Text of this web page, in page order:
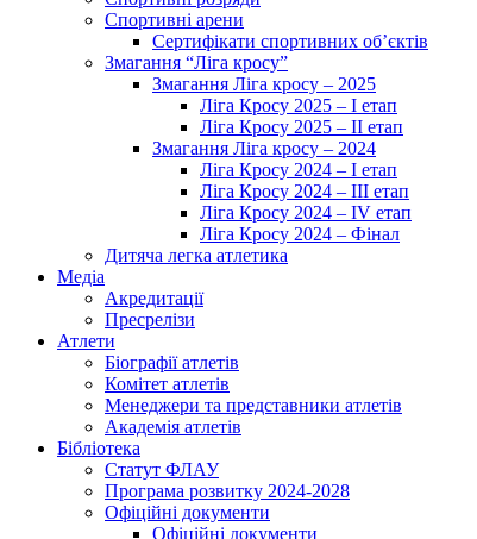
Спортивні арени
Сертифікати спортивних об’єктів
Змагання “Ліга кросу”
Змагання Ліга кросу – 2025
Ліга Кросу 2025 – I етап
Ліга Кросу 2025 – II етап
Змагання Ліга кросу – 2024
Ліга Кросу 2024 – I етап
Ліга Кросу 2024 – III етап
Ліга Кросу 2024 – IV етап
Ліга Кросу 2024 – Фінал
Дитяча легка атлетика
Медіа
Акредитації
Пресрелізи
Атлети
Біографії атлетів
Комітет атлетів
Менеджери та представники атлетів
Академія атлетів
Бібліотека
Статут ФЛАУ
Програма розвитку 2024-2028
Офіційні документи
Офіційні документи